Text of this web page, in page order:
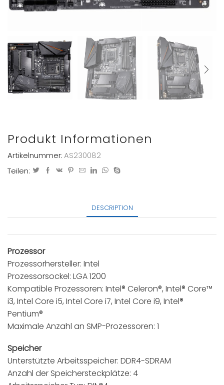
Produkt Informationen
Artikelnummer:AS230082
Teilen:
DESCRIPTION
Prozessor
Prozessorhersteller: Intel
Prozessorsockel: LGA 1200
Kompatible Prozessoren: Intel® Celeron®, Intel® Core™
i3, Intel Core i5, Intel Core i7, Intel Core i9, Intel®
Pentium®
Maximale Anzahl an SMP-Prozessoren: 1
Speicher
Unterstützte Arbeitsspeicher: DDR4-SDRAM
Anzahl der Speichersteckplätze: 4